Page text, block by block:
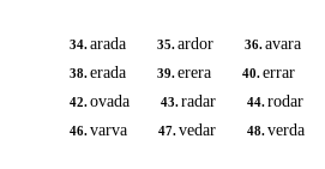
34.arada 35.ardor 36.avara
38.erada 39.erera 40.errar
42.ovada 43.radar 44.rodar
46.varva 47.vedar 48.verda